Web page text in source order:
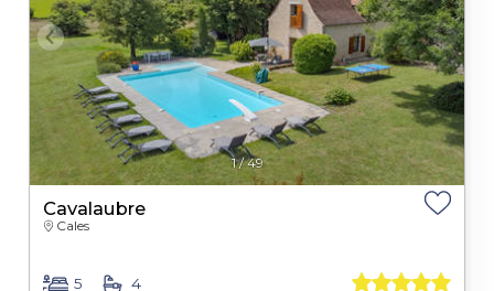
1/49
Cavalaubre
Cales
5 4